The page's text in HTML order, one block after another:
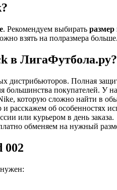
. Рекомендуем выбирать размер
взять на полразмера
в ЛигаФутбола.ру?
дистрибьюторов. Полная
покупателей. У
которую сложно найти в
расскажем об особенностях
или курьером в день заказа.
обменяем на нужный
002